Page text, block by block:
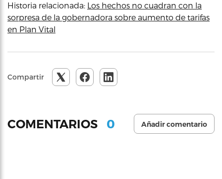
Historia relacionada: Los hechos no cuadran con la
sorpresa de la gobernadora sobre aumento de tarifas
en Plan Vital
Compartir
COMENTARIOS 0 Añadir comentario